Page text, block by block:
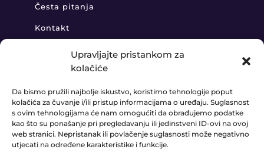
Upravljajte pristankom za
kolačiće
Da bismo pružili najbolje iskustvo, koristimo tehnologije poput
kolačića za čuvanje i/ili pristup informacijama o uređaju. Suglasnost
s ovim tehnologijama će nam omogućiti da obrađujemo podatke
kao što su ponašanje pri pregledavanju ili jedinstveni ID-ovi na ovoj
web stranici. Nepristanak ili povlačenje suglasnosti može negativno
utjecati na određene karakteristike i funkcije.
Česta pitanja
Kontakt
 +385 91 888 6406
 prodaja@ledaudio.hr